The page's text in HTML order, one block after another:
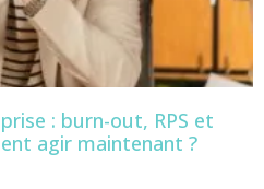
: burn-out, RPS et
agir maintenant ?